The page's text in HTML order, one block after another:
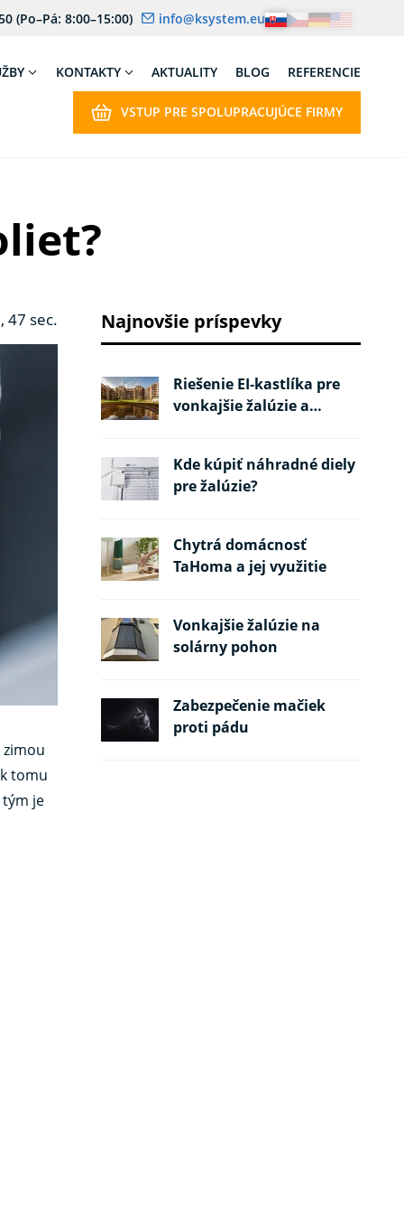
(Po–Pá: 8:00–15:00) info@ksystem.eu
KONTAKTY AKTUALITY BLOG REFERENCIE
VSTUP PRE SPOLUPRACUJÚCE FIRMY
47 sec.
tomu
je
Najnovšie príspevky
Riešenie EI‑kastlíka pre
vonkajšie žalúzie a
Kde kúpiť náhradné diely
pre žalúzie?
Chytrá domácnosť
TaHoma a jej využitie
Vonkajšie žalúzie na
solárny pohon
Zabezpečenie mačiek
proti pádu